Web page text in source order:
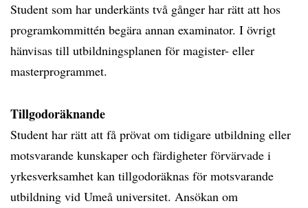
Student som har underkänts två gånger har rätt att hos
programkommittén begära annan examinator. I övrigt
hänvisas till utbildningsplanen för magister- eller
masterprogrammet.
Tillgodoräknande
Student har rätt att få prövat om tidigare utbildning eller
motsvarande kunskaper och färdigheter förvärvade i
yrkesverksamhet kan tillgodoräknas för motsvarande
utbildning vid Umeå universitet. Ansökan om